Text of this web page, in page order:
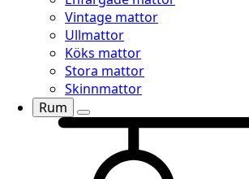
Vintage mattor
Ullmattor
Köks mattor
Stora mattor
Skinnmattor
Rum